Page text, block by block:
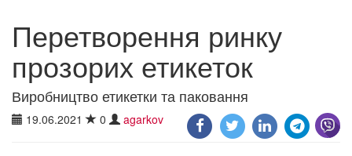
Перетворення ринку
прозорих етикеток
Виробництво етикетки та паковання
19.06.2021 0 agarkov